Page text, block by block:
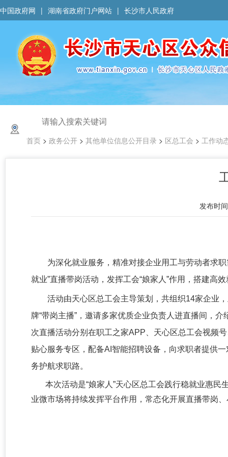
中国政府网 | 湖南省政府门户网站 | 长沙市人民政府
首页 > 政务公开 > 其他单位信息公开目录 > 区总工会 > 工作动
发布时
为深化就业服务，精准对接企业用工与劳动者求
就业”直播带岗活动，发挥工会“娘家人”作用，搭建高
活动由天心区总工会主导策划，共组织14家企业
牌“带岗主播”，邀请多家优质企业负责人进直播间，
次直播活动分别在职工之家APP、天心区总工会视频
贴心服务专区，配备AI智能招聘设备，向求职者提供
务护航求职路。
本次活动是“娘家人”天心区总工会践行稳就业惠
业微市场将持续发挥平台作用，常态化开展直播带岗